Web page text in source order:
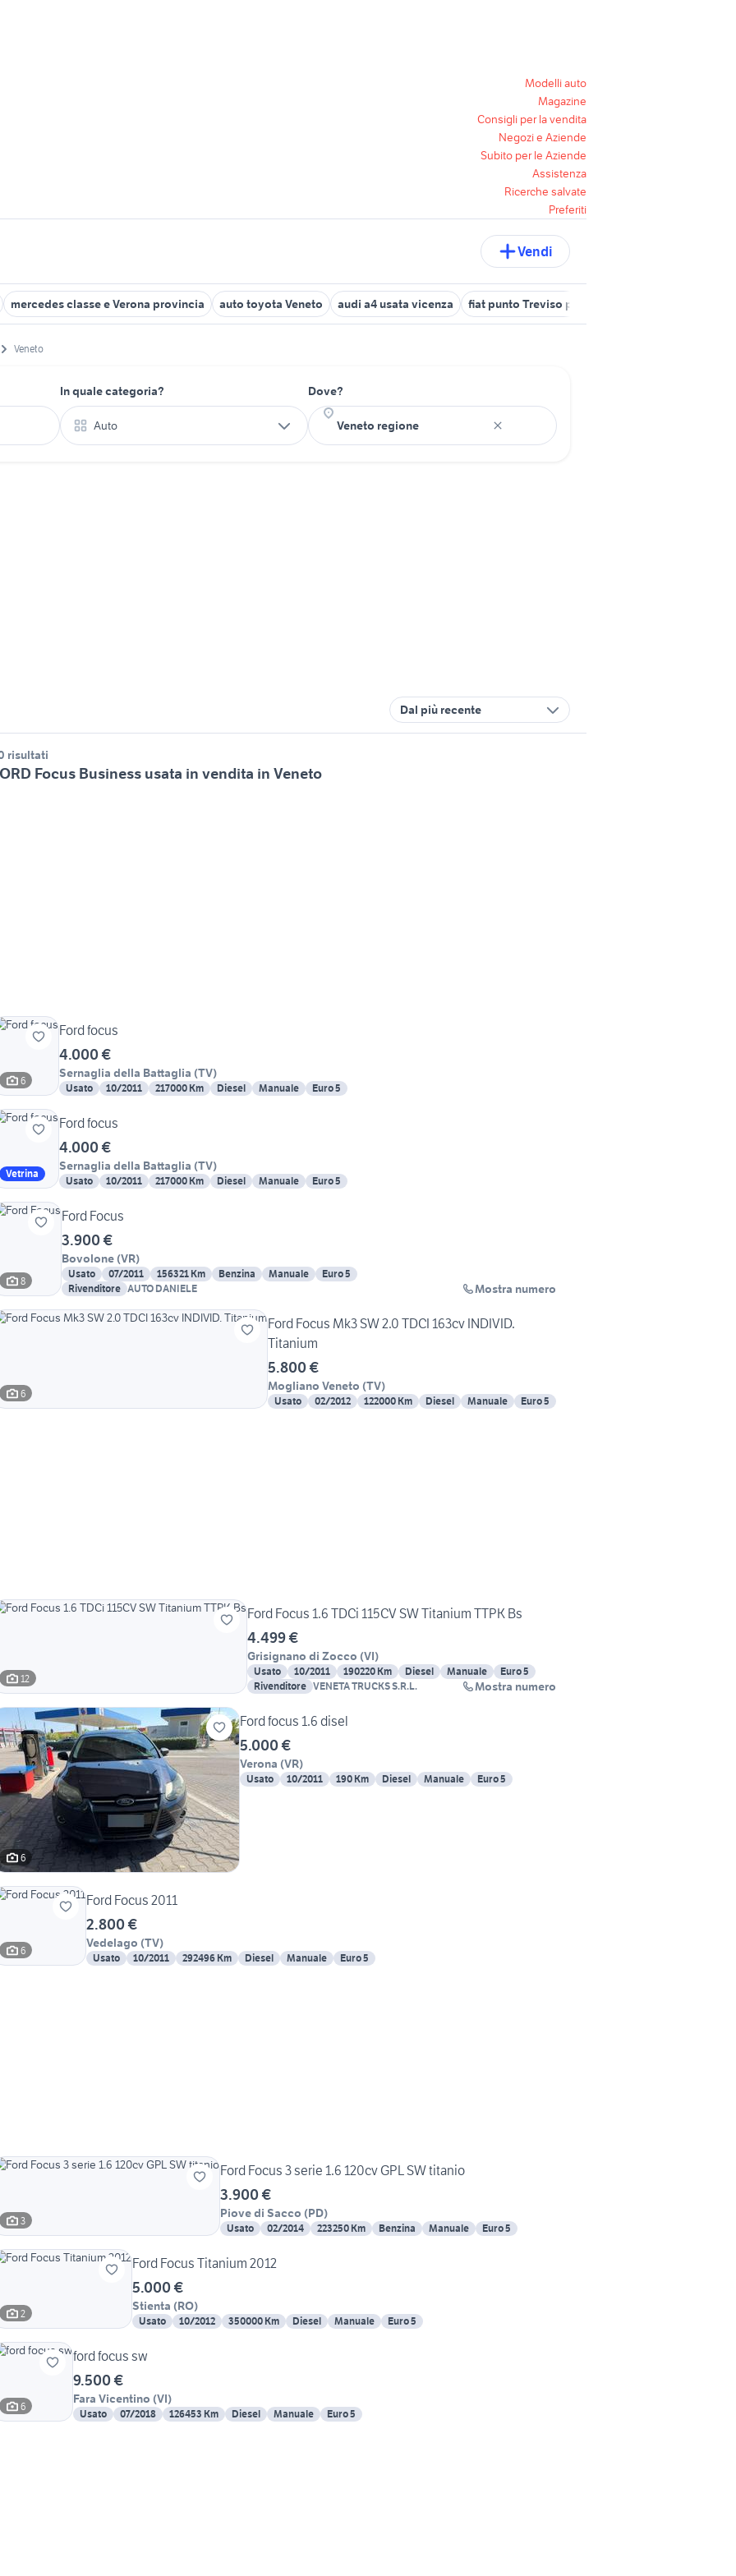
Modelli auto
Magazine
Consigli per la vendita
Negozi e Aziende
Subito per le Aziende
Assistenza
Ricerche salvate
Preferiti
Vendi
mercedes classe e Verona provincia auto toyota Veneto audi a4 usata vicenza fiat punto Treviso provincia
Veneto
In quale categoria?
Auto
Dove?
Dal più recente
risultati
Focus Business usata in vendita in Veneto
6
Ford focus
4.000 €
Sernaglia della Battaglia (TV)
Usato 10/2011 217000 Km Diesel Manuale Euro 5
Vetrina
Ford focus
4.000 €
Sernaglia della Battaglia (TV)
Usato 10/2011 217000 Km Diesel Manuale Euro 5
8
Ford Focus
3.900 €
Bovolone (VR)
Usato 07/2011 156321 Km Benzina Manuale
Euro 5
Rivenditore AUTO DANIELE Mostra numero
6
Ford Focus Mk3 SW 2.0 TDCI 163cv INDIVID.
Titanium
5.800 €
Mogliano Veneto (TV)
Usato 02/2012 122000 Km Diesel Manuale Euro 5
12
Ford Focus 1.6 TDCi 115CV SW Titanium TTPK Bs
4.499 €
Grisignano di Zocco (VI)
Usato 10/2011 190220 Km Diesel Manuale
Euro 5
Rivenditore VENETA TRUCKS S.R.L. Mostra numero
6
Ford focus 1.6 disel
5.000 €
Verona (VR)
Usato 10/2011 190 Km Diesel Manuale Euro 5
6
Ford Focus 2011
2.800 €
Vedelago (TV)
Usato 10/2011 292496 Km Diesel Manuale Euro 5
3
Ford Focus 3 serie 1.6 120cv GPL SW titanio
3.900 €
Piove di Sacco (PD)
Usato 02/2014 223250 Km Benzina Manuale Euro 5
2
Ford Focus Titanium 2012
5.000 €
Stienta (RO)
Usato 10/2012 350000 Km Diesel Manuale Euro 5
6
ford focus sw
9.500 €
Fara Vicentino (VI)
Usato 07/2018 126453 Km Diesel Manuale Euro 5